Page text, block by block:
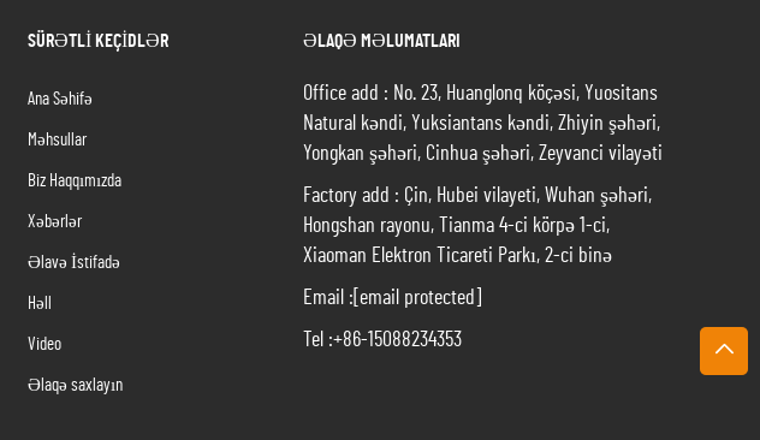
SÜRƏTLI KEÇIDLƏR
Ana Səhifə
Məhsullar
Biz Haqqımızda
Xəbərlər
Əlavə İstifadə
Həll
Video
Əlaqə saxlayın
ƏLAQƏ MƏLUMATLARI
Office add : No. 23, Huanglonq köçəsi, Yuositans
Natural kəndi, Yuksiantans kəndi, Zhiyin şəhəri,
Yongkan şəhəri, Cinhua şəhəri, Zeyvanci vilayəti
Factory add : Çin, Hubei vilayeti, Wuhan şəhəri,
Hongshan rayonu, Tianma 4-ci körpə 1-ci,
Xiaoman Elektron Ticareti Parkı, 2-ci binə
Email : [email protected]
Tel :+86-15088234353